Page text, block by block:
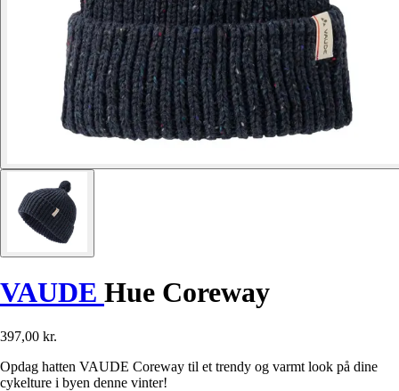
VAUDE Hue Coreway
397,00 kr.
Opdag hatten VAUDE Coreway til et trendy og varmt look på dine
cykelture i byen denne vinter!